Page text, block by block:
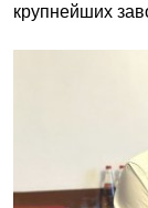
крупнейших